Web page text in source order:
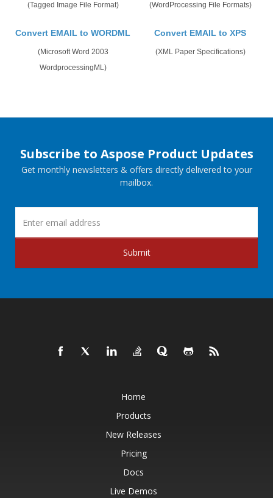
(Tagged Image File Format) (WordProcessing File Formats)
Convert EMAIL to WORDML
(Microsoft Word 2003
WordprocessingML)
Convert EMAIL to XPS
(XML Paper Specifications)
Subscribe to Aspose Product Updates
Get monthly newsletters & offers directly delivered to your
mailbox.
Submit
Home
Products
New Releases
Pricing
Docs
Live Demos